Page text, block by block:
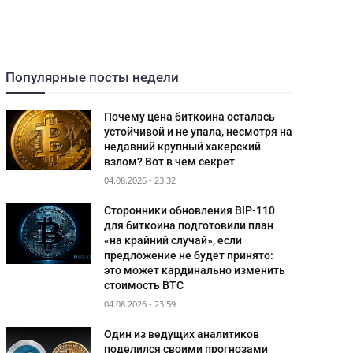
Популярные посты недели
Почему цена биткоина осталась
устойчивой и не упала, несмотря на
недавний крупный хакерский
взлом? Вот в чем секрет
04.08.2026 - 23:32
Сторонники обновления BIP-110
для биткоина подготовили план
«на крайний случай», если
предложение не будет принято:
это может кардинально изменить
стоимость BTC
04.08.2026 - 23:59
Один из ведущих аналитиков
поделился своими прогнозами